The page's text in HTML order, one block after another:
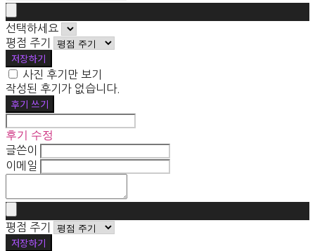
선택하세요
평점 주기
저장하기
사진 후기만 보기
작성된 후기가 없습니다.
후기 쓰기
후기 수정
글쓴이
이메일
평점 주기
저장하기